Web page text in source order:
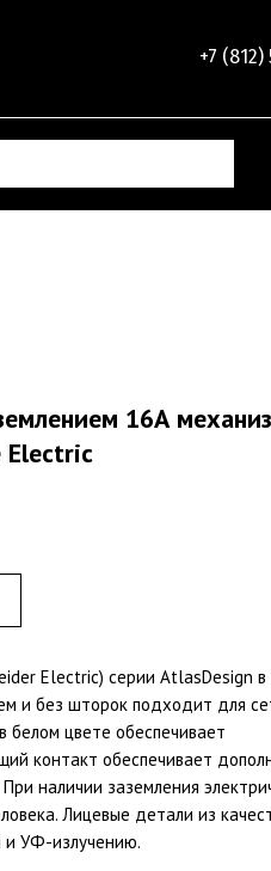
+7
16А
Electric
Electric) серии AtlasDesign в
и без шторок подходит для
белом цвете обеспечивает
контакт обеспечивает
наличии заземления
Лицевые детали из
и УФ-излучению.